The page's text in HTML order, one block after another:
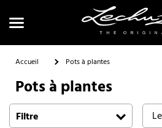
Recherche
Accueil Pots à plantes
Pots à plantes
Filtre